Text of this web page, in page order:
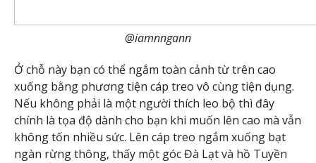
@iamnngann
Ở chỗ này bạn có thể ngắm toàn cảnh từ trên cao
xuống bằng phương tiện cáp treo vô cùng tiện dụng.
Nếu không phải là một người thích leo bộ thì đây
chính là tọa độ dành cho bạn khi muốn lên cao mà vẫn
không tốn nhiều sức. Lên cáp treo ngắm xuống bạt
ngàn rừng thông, thấy một góc Đà Lạt và hồ Tuyền